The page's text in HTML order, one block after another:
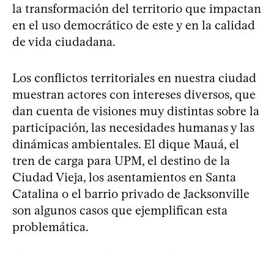
la transformación del territorio que impactan
en el uso democrático de este y en la calidad
de vida ciudadana.
Los conflictos territoriales en nuestra ciudad
muestran actores con intereses diversos, que
dan cuenta de visiones muy distintas sobre la
participación, las necesidades humanas y las
dinámicas ambientales. El dique Mauá, el
tren de carga para UPM, el destino de la
Ciudad Vieja, los asentamientos en Santa
Catalina o el barrio privado de Jacksonville
son algunos casos que ejemplifican esta
problemática.